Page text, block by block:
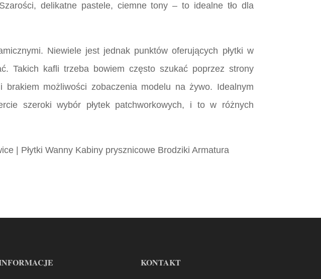
delikatne pastele, ciemne tony – to idealne tło dla
Niewiele jest jednak punktów oferujących płytki w
Takich kafli trzeba bowiem często szukać poprzez strony
możliwości zobaczenia modelu na żywo. Idealnym
szeroki wybór płytek patchworkowych, i to w różnych
| Płytki Wanny Kabiny prysznicowe Brodziki Armatura
KONTAKT